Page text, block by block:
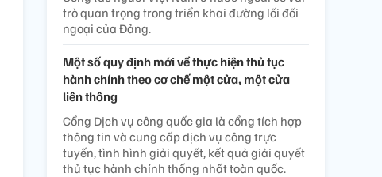
trò quan trọng trong triển khai đường lối đối
ngoại của Đảng.
Một số quy định mới về thực hiện thủ tục
hành chính theo cơ chế một cửa, một cửa
liên thông
Cổng Dịch vụ công quốc gia là cổng tích hợp
thông tin và cung cấp dịch vụ công trực
tuyến, tình hình giải quyết, kết quả giải quyết
thủ tục hành chính thống nhất toàn quốc.